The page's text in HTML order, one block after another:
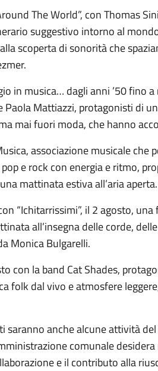
The World”, con Thomas
suggestivo intorno al
scoperta di sonorità che
in musica… dagli anni ’50 fino
Paola Mattiazzi, protagonisti di
mai fuori moda, che hanno
associazione musicale che
e rock con energia e ritmo,
mattinata estiva all’aria aperta.
“Ichitarrissimi”, il 2 agosto,
all’insegna delle corde,
Monica Bulgarelli.
con la band Cat Shades,
folk dal vivo e atmosfere
saranno anche alcune attività
comunale
e il contributo alla